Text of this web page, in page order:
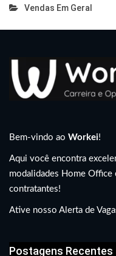
Vendas Em Geral
Bem-vindo ao Workei!
Aqui você encontra
modalidades Home Office
contratantes!
Ative nosso Alerta de
Postagens Recentes